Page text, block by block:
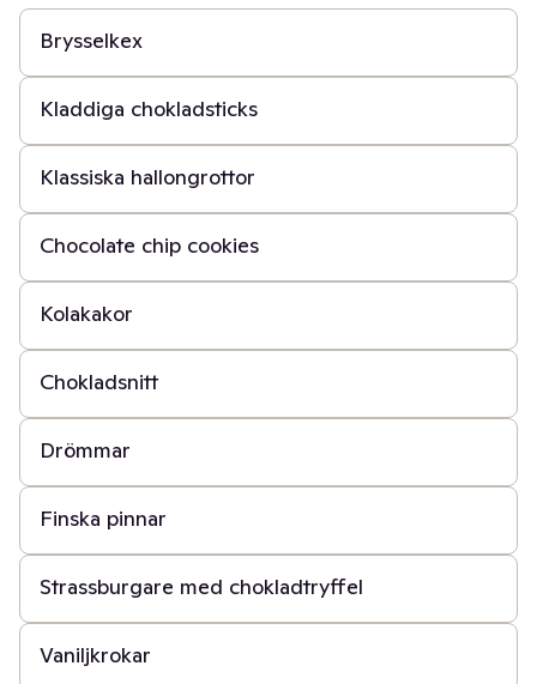
Brysselkex
30 min
Kladdiga chokladsticks
40 min
Klassiska hallongrottor
30 min
Chocolate chip cookies
20 min
Kolakakor
30 min
Chokladsnitt
45 min
Drömmar
1 t 30 min
Finska pinnar
1 t
Strassburgare med chokladtryffel
20 min
Vaniljkrokar
40 min